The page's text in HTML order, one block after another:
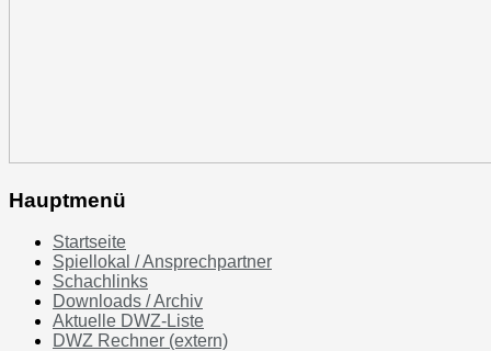
Hauptmenü
Startseite
Spiellokal / Ansprechpartner
Schachlinks
Downloads / Archiv
Aktuelle DWZ-Liste
DWZ Rechner (extern)